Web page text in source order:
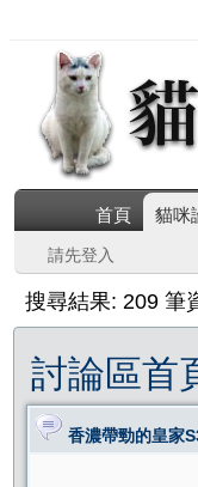
首頁 貓咪
請先登入
搜尋結果: 209 筆
討論區首
香濃帶勁的皇家